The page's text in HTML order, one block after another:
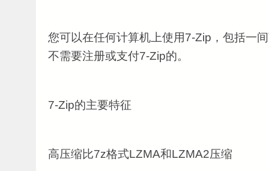
您可以在任何计算机上使用7-Zip，包括一
不需要注册或支付7-Zip的。
7-Zip的主要特征
高压缩比7z格式LZMA和LZMA2压缩